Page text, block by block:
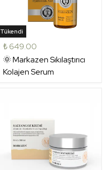
Tükendi
₺ 649.00
🌞 Markazen Sıkılaştırıcı
Kolajen Serum